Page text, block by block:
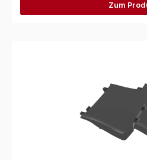
Zum